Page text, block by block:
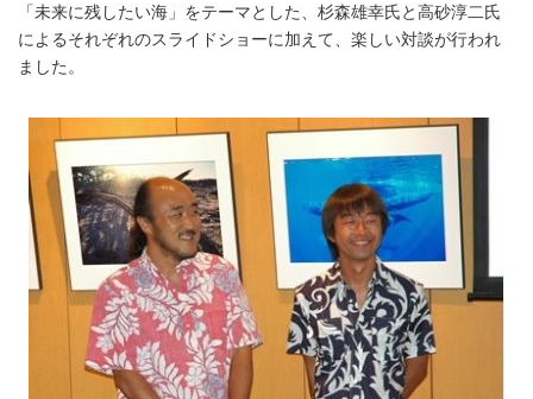
「未来に残したい海」をテーマとした、杉森雄幸氏と高砂淳二氏
によるそれぞれのスライドショーに加えて、楽しい対談が行われ
ました。